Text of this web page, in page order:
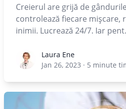
Creierul are grijă de
controlează fiecare mișcare,
inimii. Lucrează 24/7. Iar
Laura EneLaura Ene
Jan 26, 2023 · 5 minute